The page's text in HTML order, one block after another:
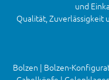
und
Qualität, Zuverlässigkeit
Bolzen | Bolzen-